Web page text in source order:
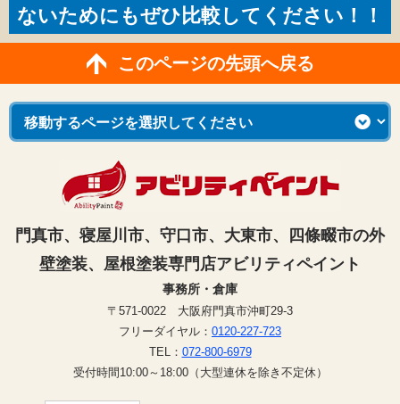
ないためにもぜひ比較してください！！
このページの先頭へ戻る
門真市、寝屋川市、守口市、大東市、四條畷市の外
壁塗装、屋根塗装専門店アビリティペイント
事務所・倉庫
〒571-0022 大阪府門真市沖町29-3
フリーダイヤル： 0120-227-723
TEL： 072-800-6979
受付時間10:00～18:00（大型連休を除き不定休）